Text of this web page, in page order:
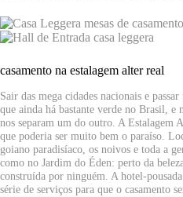
casamento na estalagem alter real
Sair das mega cidades nacionais e
que ainda há bastante verde no Brasil, e
nos separam um do outro. A Estalagem
que poderia ser muito bem o paraíso.
goiano paradisíaco, os noivos e toda a
como no Jardim do Éden: perto da
construída por ninguém. A hotel-
série de serviços para que o casamento